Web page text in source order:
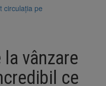
circulația pe
a crescut la
nucleare
vânzare
ce